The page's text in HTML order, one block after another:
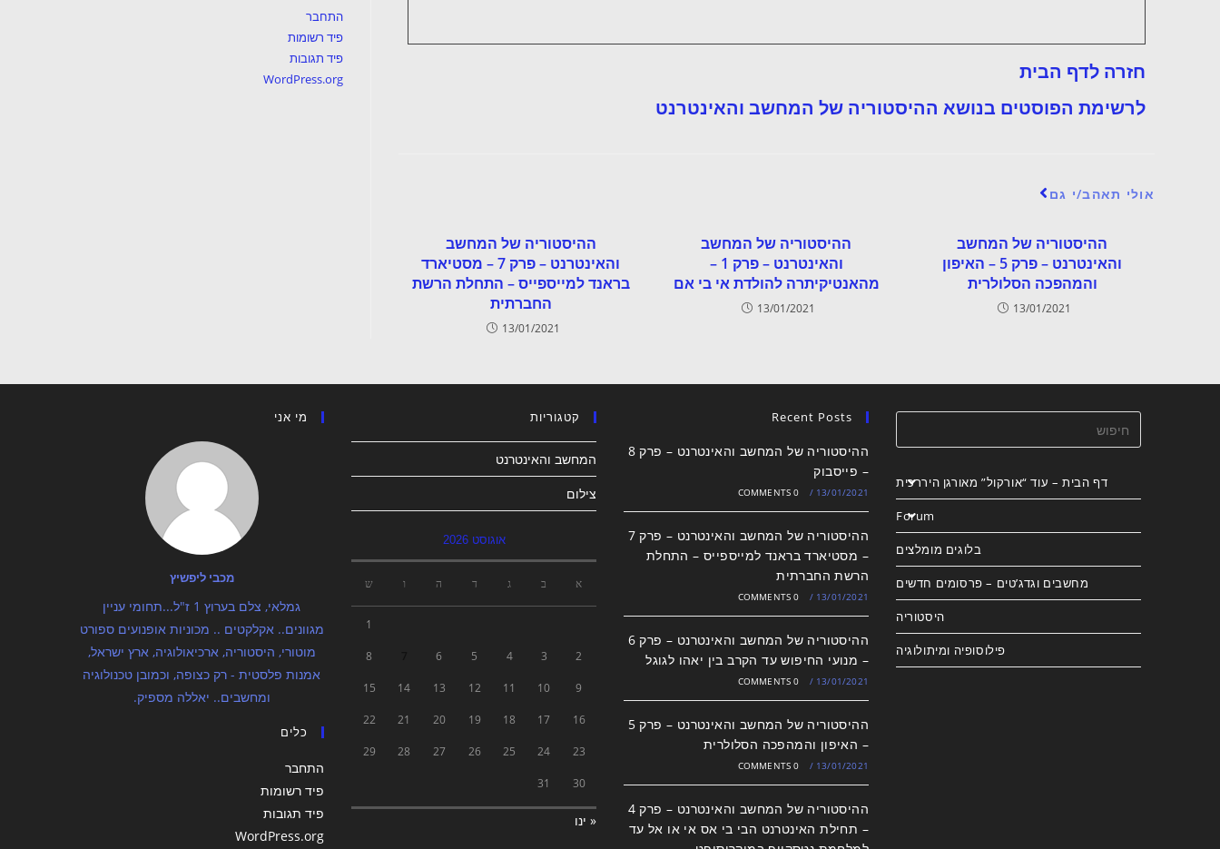
חזרה לדף הבית
לרשימת הפוסטים בנושא ההיסטוריה של המחשב והאינטרנט
אולי תאהב/י גם
ההיסטוריה של המחשב
והאינטרנט – פרק 7 – מסטיארד
בראנד למייספייס – התחלת הרשת
החברתית
13/01/2021
ההיסטוריה של המחשב
והאינטרנט – פרק 1 –
מהאנטיקיתרה להולדת אי בי אם
13/01/2021
ההיסטוריה של המחשב
והאינטרנט – פרק 5 – האיפון
והמהפכה הסלולרית
13/01/2021
התחבר
פיד רשומות
פיד תגובות
WordPress.org
דף הבית – עוד “אורקול” מאורגן היררכית
Forum
בלוגים מומלצים
מחשבים וגדג’טים – פרסומים חדשים
היסטוריה
פילוסופיה ומיתולוגיה
Recent Posts
ההיסטוריה של המחשב והאינטרנט – פרק 8
– פייסבוק
13/01/2021
/
0 COMMENTS
ההיסטוריה של המחשב והאינטרנט – פרק 7
– מסטיארד בראנד למייספייס – התחלת
הרשת החברתית
13/01/2021
/
0 COMMENTS
ההיסטוריה של המחשב והאינטרנט – פרק 6
– מנועי החיפוש עד הקרב בין יאהו לגוגל
13/01/2021
/
0 COMMENTS
ההיסטוריה של המחשב והאינטרנט – פרק 5
– האיפון והמהפכה הסלולרית
13/01/2021
/
0 COMMENTS
ההיסטוריה של המחשב והאינטרנט – פרק 4
– תחילת האינטרנט הבי בי אס אי או אל עד
קטגוריות
המחשב והאינטרנט
צילום
אוגוסט 2026
א ב ג ד ה ו ש
1
2
3
4
5
6
8
9
10
11
12
13
14
15
16
17
18
19
20
21
22
23
24
25
26
27
28
29
30
31
« ינו
מי אני
מכבי ליפשיץ
גמלאי, צלם בערוץ 1 ז"ל...תחומי עניין
מגוונים.. אקלקטים .. מכוניות אופנועים ספורט
מוטורי, היסטוריה, ארכיאולוגיה, ארץ ישראל,
אמנות פלסטית - רק כצופה, וכמובן טכנולוגיה
ומחשבים.. יאללה מספיק.
כלים
התחבר
פיד רשומות
פיד תגובות
WordPress.org